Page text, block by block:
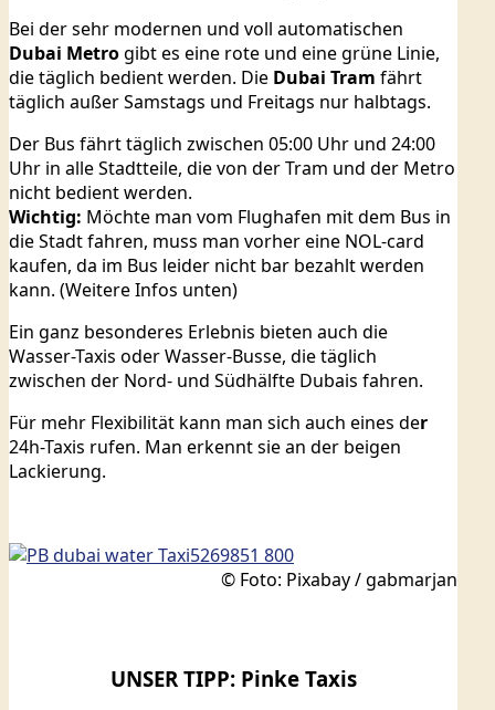
Bei der sehr modernen und voll automatischen
Dubai Metrogibt es eine rote und eine grüne Linie,
die täglich bedient werden. Die Dubai Tram fährt
täglich außer Samstags und Freitags nur halbtags.
Der Bus fährt täglich zwischen 05:00 Uhr und 24:00
Uhr in alle Stadtteile, die von der Tram und der Metro
nicht bedient werden.
Wichtig: Möchte man vom Flughafen mit dem Bus in
die Stadt fahren, muss man vorher eine NOL-card
kaufen, da im Bus leider nicht bar bezahlt werden
kann. (Weitere Infos unten)
Ein ganz besonderes Erlebnis bieten auch die
Wasser-Taxis oder Wasser-Busse, die täglich
zwischen der Nord- und Südhälfte Dubais fahren.
Für mehr Flexibilität kann man sich auch eines der
24h-Taxis rufen. Man erkennt sie an der beigen
Lackierung.
© Foto: Pixabay / gabmarjan
UNSER TIPP: Pinke Taxis